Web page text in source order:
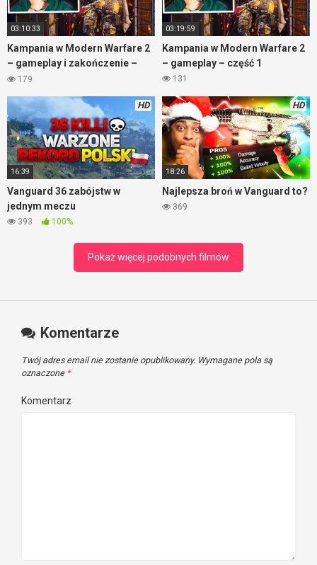
03:10:33
Kampania w Modern Warfare 2
– gameplay i zakończenie –
część 2
179
03:19:59
Kampania w Modern Warfare 2
– gameplay – część 1
131
HD
16:39
Vanguard 36 zabójstw w
jednym meczu
393 100%
HD
18:26
Najlepsza broń w Vanguard to?
369
Pokaż więcej podobnych filmów
Komentarze
Twój adres email nie zostanie opublikowany. Wymagane pola są
oznaczone *
Komentarz